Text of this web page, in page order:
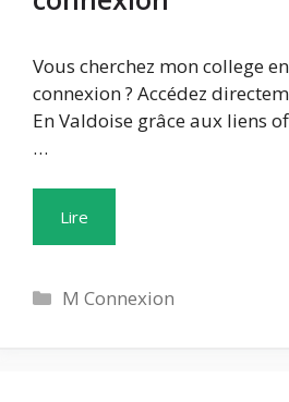
Vous cherchez mon college
connexion ? Accédez
En Valdoise grâce aux liens
…
Lire
Catégories
M Connexion